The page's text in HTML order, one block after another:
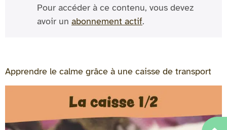
Pour accéder à ce contenu, vous devez
avoir un abonnement actif.
Apprendre le calme grâce à une caisse de transport